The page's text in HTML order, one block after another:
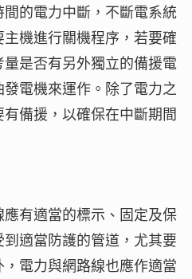
的電力中斷，不斷電系統
機進行關機程序，若要確
是否有另外獨立的備援電
電機來運作。除了電力之
備援，以確保在中斷期間
有適當的標示、固定及保
適當防護的管道，尤其要
電力與網路線也應作適當